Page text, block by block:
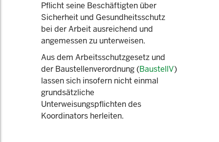
Pflicht seine Beschäftigten über
Sicherheit und Gesundheitsschutz
bei der Arbeit ausreichend und
angemessen zu unterweisen.
Aus dem Arbeitsschutzgesetz und
der Baustellenverordnung (BaustellV)
lassen sich insofern nicht einmal
grundsätzliche
Unterweisungspflichten des
Koordinators herleiten.